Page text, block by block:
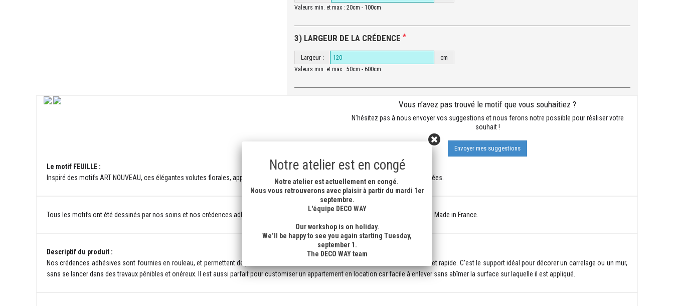
Valeurs min. et max : 20cm - 100cm
3) LARGEUR DE LA CRÉDENCE *
Largeur : cm
Valeurs min. et max : 50cm - 600cm
Vous n’avez pas trouvé le motif que vous souhaitiez ?
N’hésitez pas à nous envoyer vos suggestions et nous ferons notre possible pour réaliser votre
souhait !
Envoyer mes suggestions
Le motif FEUILLE :
Inspiré des motifs ART NOUVEAU, ces élégantes volutes florales, apportent une touche raffinée et féminine, des teintes sobres et poudrées.
Tous les motifs ont été dessinés par nos soins et nos crédences adhésives sont imprimées sur commande dans notre atelier . 100% Made in France.
Descriptif du produit :
Nos crédences adhésives sont fournies en rouleau, et permettent de personnaliser votre cuisine et salle de bains de manière efficace et rapide. C’est le support idéal pour décorer un carrelage ou un mur,
sans se lancer dans des travaux pénibles et onéreux. Il est aussi parfait pour customiser un appartement en location car facile à enlever sans abîmer la surface sur laquelle il est appliqué.
Notre atelier est en congé
Notre atelier est actuellement en congé.
Nous vous retrouverons avec plaisir à partir du mardi 1er
septembre.
L'équipe DECO WAY
Our workshop is on holiday.
We’ll be happy to see you again starting Tuesday,
september 1.
The DECO WAY team